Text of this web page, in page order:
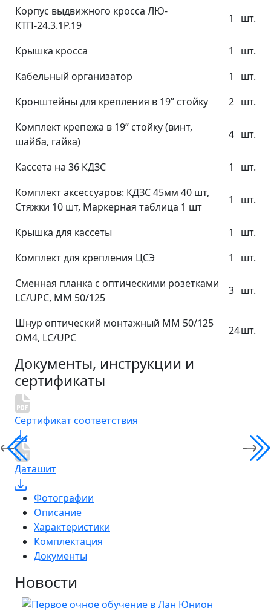
Корпус выдвижного кросса ЛЮ-
КТП-24.3.1Р.19
1 шт.
Крышка кросса 1
шт.
Кабельный организатор
1
шт.
Кронштейны для крепления в 19” стойку
2 шт.
Комплект крепежа в 19” стойку (винт,
шайба, гайка)
4 шт.
Кассета на 36 КДЗС 1
шт.
Комплект аксессуаров: КДЗС 45мм 40 шт,
Стяжки 10 шт, Маркерная таблица 1 шт
1 шт.
Крышка для кассеты 1
шт.
Комплект для крепления ЦСЭ
1
шт.
Сменная планка с оптическими розетками
LC/UPC, MM 50/125
3 шт.
Шнур оптический монтажный MM 50/125
OM4, LC/UPC
24шт.
Документы, инструкции и
сертификаты
Сертификат соответствия
Даташит
Фотографии
Описание
Характеристики
Комплектация
Документы
Новости